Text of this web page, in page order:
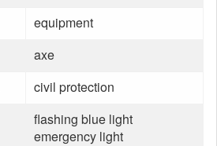
equipment
axe
civil protection
flashing blue light
emergency light